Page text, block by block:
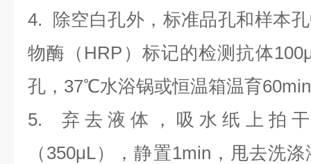
4.
除空白孔外，标准品孔和样本
物酶（HRP）标记的检测抗体
孔，37℃水浴锅或恒温箱温育
5. 弃去液体，吸水纸上拍
（350μL）
，静置1min，甩去洗